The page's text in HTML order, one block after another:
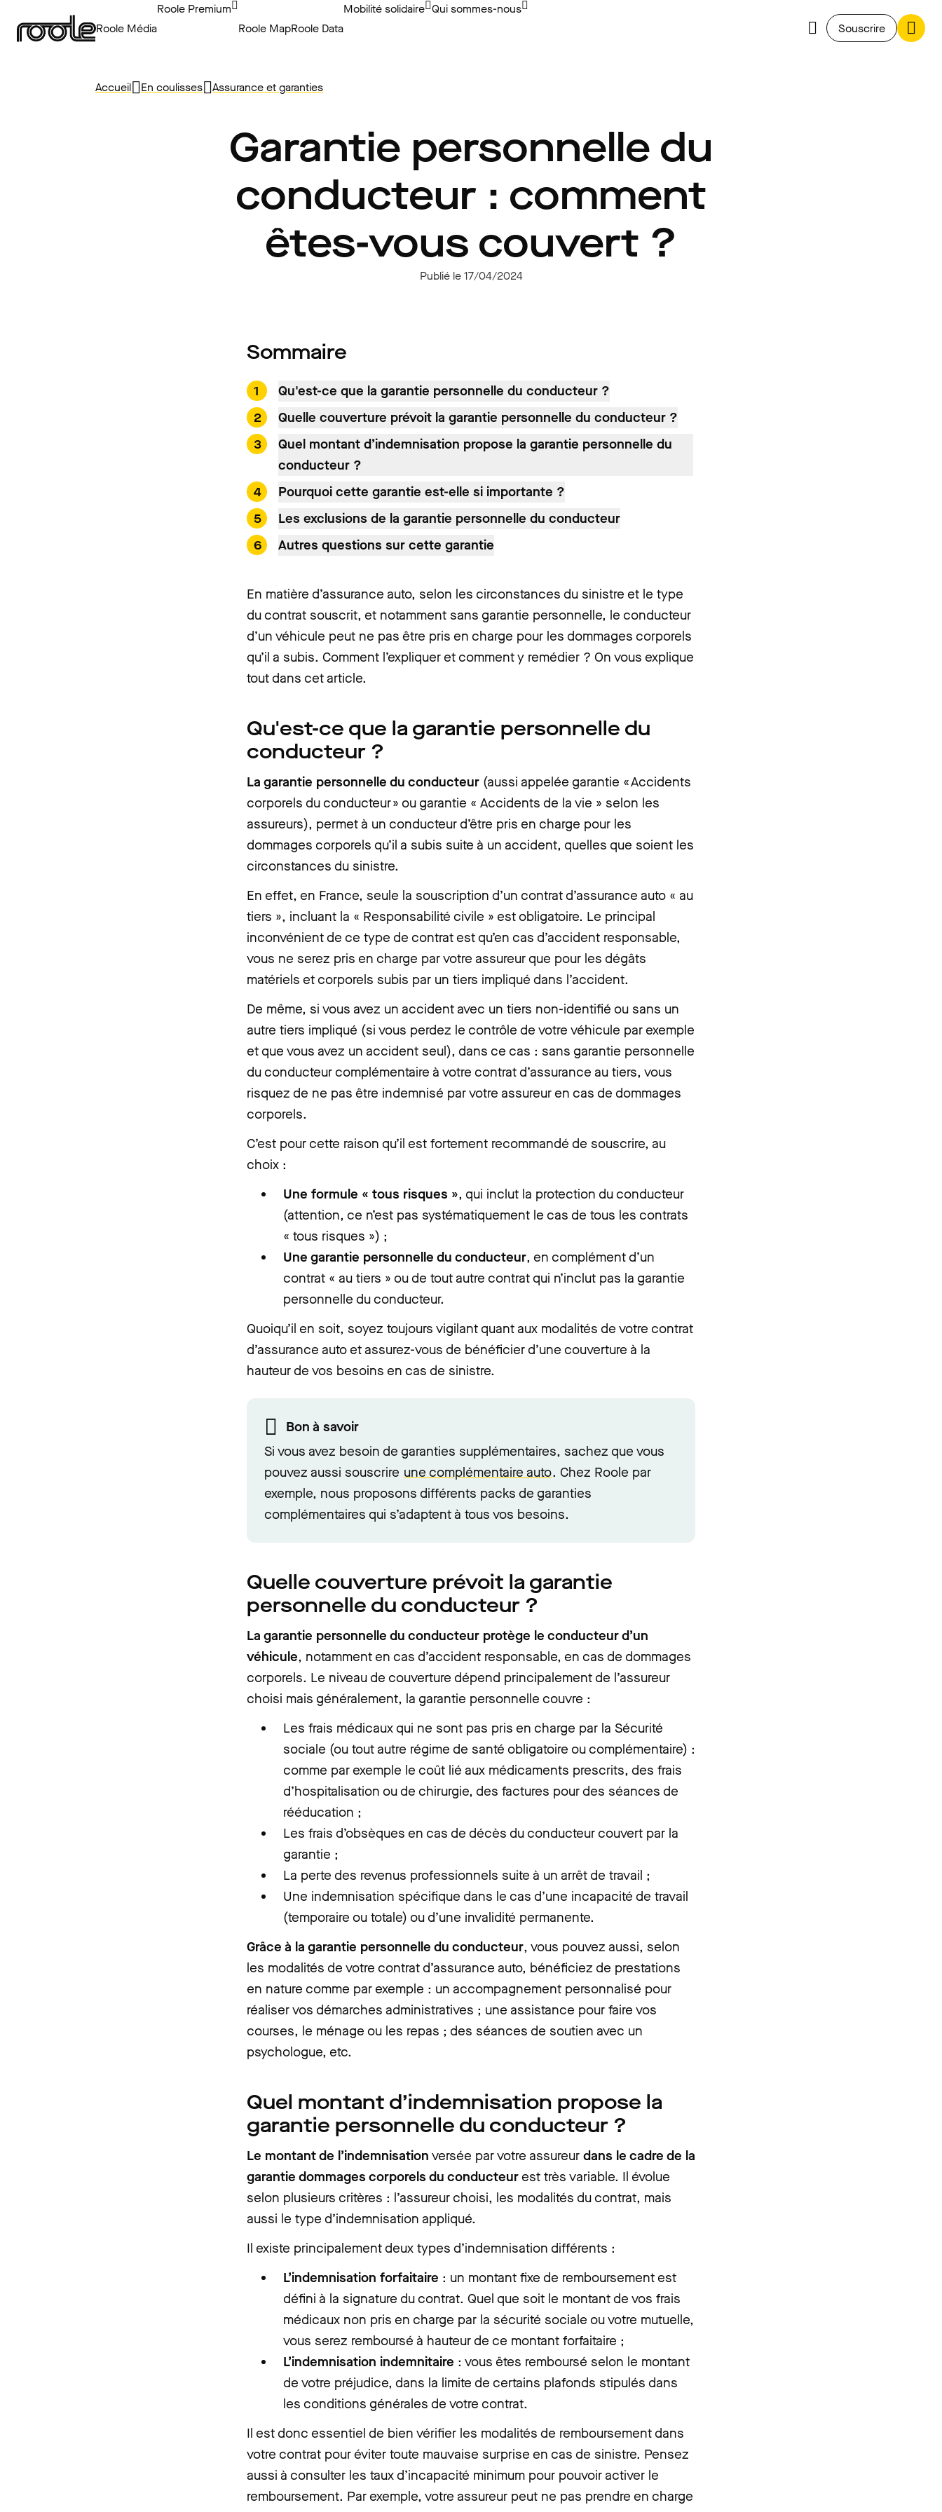
Roole Média
Roole Premium
Roole MapRoole Data
Mobilité solidaire Qui sommes-nous
Souscrire
Accueil En coulisses Assurance et garanties
Garantie personnelle du
conducteur : comment
êtes-vous couvert ?
Publié le 17/04/2024
Sommaire
Qu'est-ce que la garantie personnelle du conducteur ?
Quelle couverture prévoit la garantie personnelle du conducteur ?
Quel montant d’indemnisation propose la garantie personnelle du
conducteur ?
Pourquoi cette garantie est-elle si importante ?
Les exclusions de la garantie personnelle du conducteur
Autres questions sur cette garantie
En matière d’assurance auto, selon les circonstances du sinistre et le type
du contrat souscrit, et notamment sans garantie personnelle, le conducteur
d’un véhicule peut ne pas être pris en charge pour les dommages corporels
qu’il a subis. Comment l’expliquer et comment y remédier ? On vous explique
tout dans cet article.
Qu'est-ce que la garantie personnelle du
conducteur ?
La garantie personnelle du conducteur (aussi appelée garantie « Accidents
corporels du conducteur » ou garantie « Accidents de la vie » selon les
assureurs), permet à un conducteur d’être pris en charge pour les
dommages corporels qu’il a subis suite à un accident, quelles que soient les
circonstances du sinistre.
En effet, en France, seule la souscription d’un contrat d’assurance auto « au
tiers », incluant la « Responsabilité civile » est obligatoire. Le principal
inconvénient de ce type de contrat est qu’en cas d’accident responsable,
vous ne serez pris en charge par votre assureur que pour les dégâts
matériels et corporels subis par un tiers impliqué dans l’accident.
De même, si vous avez un accident avec un tiers non-identifié ou sans un
autre tiers impliqué (si vous perdez le contrôle de votre véhicule par exemple
et que vous avez un accident seul), dans ce cas : sans garantie personnelle
du conducteur complémentaire à votre contrat d’assurance au tiers, vous
risquez de ne pas être indemnisé par votre assureur en cas de dommages
corporels.
C’est pour cette raison qu’il est fortement recommandé de souscrire, au
choix :
Une formule « tous risques », qui inclut la protection du conducteur
(attention, ce n’est pas systématiquement le cas de tous les contrats
« tous risques ») ;
Une garantie personnelle du conducteur, en complément d’un
contrat « au tiers » ou de tout autre contrat qui n’inclut pas la garantie
personnelle du conducteur.
Quoiqu’il en soit, soyez toujours vigilant quant aux modalités de votre contrat
d’assurance auto et assurez-vous de bénéficier d’une couverture à la
hauteur de vos besoins en cas de sinistre.
Bon à savoir
Si vous avez besoin de garanties supplémentaires, sachez que vous
pouvez aussi souscrire une complémentaire auto. Chez Roole par
exemple, nous proposons différents packs de garanties
complémentaires qui s’adaptent à tous vos besoins.
Quelle couverture prévoit la garantie
personnelle du conducteur ?
La garantie personnelle du conducteur protège le conducteur d’un
véhicule, notamment en cas d’accident responsable, en cas de dommages
corporels. Le niveau de couverture dépend principalement de l’assureur
choisi mais généralement, la garantie personnelle couvre :
Les frais médicaux qui ne sont pas pris en charge par la Sécurité
sociale (ou tout autre régime de santé obligatoire ou complémentaire) :
comme par exemple le coût lié aux médicaments prescrits, des frais
d’hospitalisation ou de chirurgie, des factures pour des séances de
rééducation ;
Les frais d’obsèques en cas de décès du conducteur couvert par la
garantie ;
La perte des revenus professionnels suite à un arrêt de travail ;
Une indemnisation spécifique dans le cas d’une incapacité de travail
(temporaire ou totale) ou d’une invalidité permanente.
Grâce à la garantie personnelle du conducteur, vous pouvez aussi, selon
les modalités de votre contrat d’assurance auto, bénéficiez de prestations
en nature comme par exemple : un accompagnement personnalisé pour
réaliser vos démarches administratives ; une assistance pour faire vos
courses, le ménage ou les repas ; des séances de soutien avec un
psychologue, etc.
Quel montant d’indemnisation propose la
garantie personnelle du conducteur ?
Le montant de l’indemnisation versée par votre assureur dans le cadre de la
garantie dommages corporels du conducteur est très variable. Il évolue
selon plusieurs critères : l’assureur choisi, les modalités du contrat, mais
aussi le type d’indemnisation appliqué.
Il existe principalement deux types d’indemnisation différents :
L’indemnisation forfaitaire : un montant fixe de remboursement est
défini à la signature du contrat. Quel que soit le montant de vos frais
médicaux non pris en charge par la sécurité sociale ou votre mutuelle,
vous serez remboursé à hauteur de ce montant forfaitaire ;
L’indemnisation indemnitaire : vous êtes remboursé selon le montant
de votre préjudice, dans la limite de certains plafonds stipulés dans
les conditions générales de votre contrat.
Il est donc essentiel de bien vérifier les modalités de remboursement dans
votre contrat pour éviter toute mauvaise surprise en cas de sinistre. Pensez
aussi à consulter les taux d’incapacité minimum pour pouvoir activer le
remboursement. Par exemple, votre assureur peut ne pas prendre en charge